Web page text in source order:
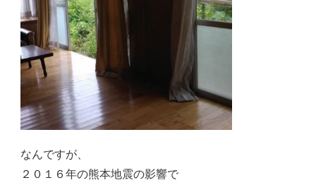
なんですが、
２０１６年の熊本地震の影響で